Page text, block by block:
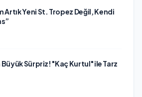
Artık Yeni St. Tropez Değil, Kendi
Sürpriz! "Kaç Kurtul" ile Tarz